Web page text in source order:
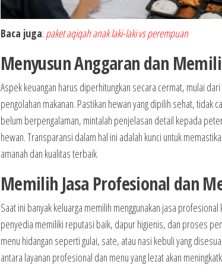
Baca juga: paket aqiqah anak laki-laki vs perempuan
Menyusun Anggaran dan
Aspek keuangan harus diperhitungkan secara cermat, mulai
pengolahan makanan. Pastikan hewan yang dipilih sehat, tidak
belum berpengalaman, mintalah penjelasan detail kepada
hewan. Transparansi dalam hal ini adalah kunci untuk
amanah dan kualitas terbaik.
Memilih Jasa Profesional dan
Saat ini banyak keluarga memilih menggunakan jasa
penyedia memiliki reputasi baik, dapur higienis, dan proses
menu hidangan seperti gulai, sate, atau nasi kebuli yang
antara layanan profesional dan menu yang lezat akan